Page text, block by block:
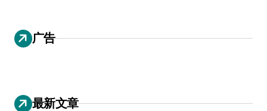
广告
最新文章